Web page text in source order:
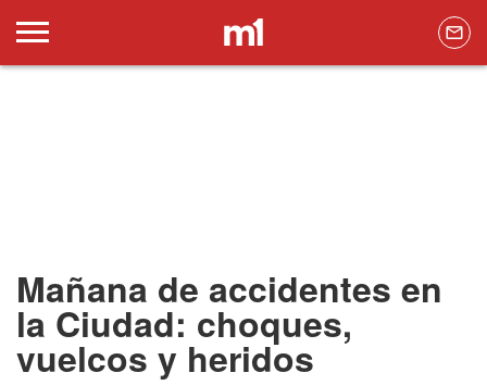
Mañana de accidentes en
la Ciudad: choques,
vuelcos y heridos